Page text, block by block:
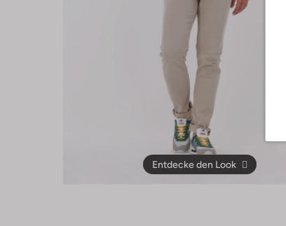
Entdecke den Look